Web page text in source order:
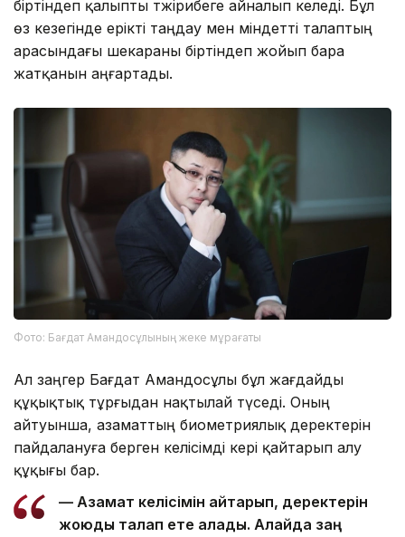
біртіндеп қалыпты тәжірибеге айналып келеді. Бұл
өз кезегінде ерікті таңдау мен міндетті талаптың
арасындағы шекараны біртіндеп жойып бара
жатқанын аңғартады.
Фото: Бағдат Амандосұлының жеке мұрағаты
Ал заңгер Бағдат Амандосұлы бұл жағдайды
құқықтық тұрғыдан нақтылай түседі. Оның
айтуынша, азаматтың биометриялық деректерін
пайдалануға берген келісімді кері қайтарып алу
құқығы бар.
— Азамат келісімін қайтарып, деректерін
жоюды талап ете алады. Алайда заң